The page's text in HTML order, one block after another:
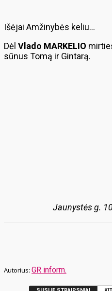
Išėjai Amžinybės keliu…
Dėl Vlado MARKELIO
sūnus Tomą ir Gintarą.
Jaunystės g.
GR inform.